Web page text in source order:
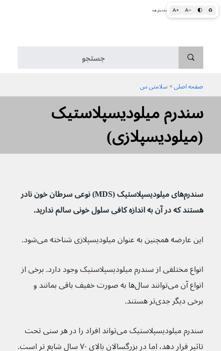
A+ A− 🌓 ♻ اطلاعات پزشکی و بهداشتی به زبان ساده برای همه
سندرم میلودیسپلاستیک
(میلودیسپلازی)
صفحه اصلی > سلامتی س
سندرم‌های میلودیسپلاستیک (MDS) نوعی سرطان خون نادر
هستند که در آن به اندازه کافی سلول خونی سالم ندارید.
این عارضه همچنین به عنوان میلودیسپلازی شناخته می‌شود.
انواع مختلفی از سندرم میلودیسپلاستیک وجود دارد. برخی از
انواع آن می‌توانند سال‌ها به صورت خفیف باقی بمانند و
برخی دیگر جدی‌تر هستند.
سندرم میلودیسپلاستیک می‌تواند افراد را در هر سنی تحت
تاثیر قرار دهد، اما در بزرگسالان بالای ۷۰ سال شایع تر است.